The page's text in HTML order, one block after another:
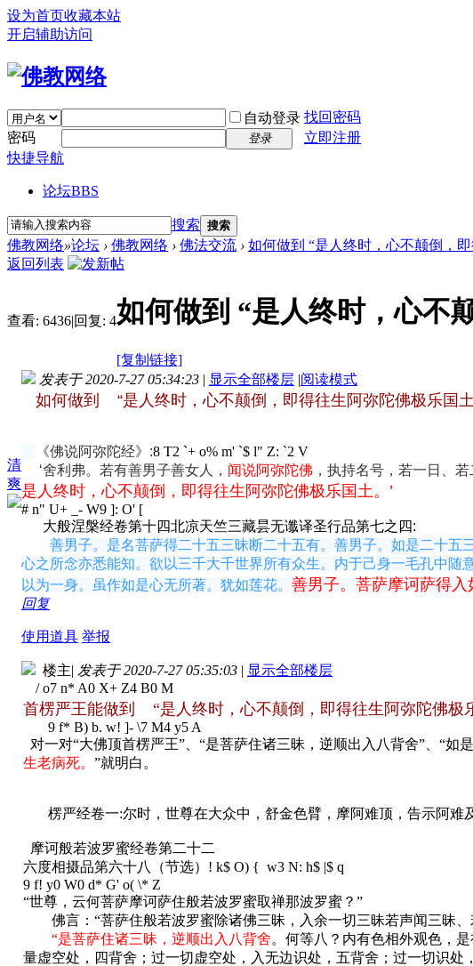
设为首页收藏本站
开启辅助访问
自动登录 找回密码
密码
登录
立即注册
快捷导航
论坛BBS
搜索 搜索
佛教网络»论坛 › 佛教网络 › 佛法交流 › 如何做到 “是人终时，心不颠倒，
返回列表
查看: 6436|回复: 4如何做到 “是人终时，心不
[复制链接]
清
爽
发表于 2020-7-27 05:34:23 | 显示全部楼层 |阅读模式
如何做到 “是人终时，心不颠倒，即得往生阿弥陀佛极乐国
《佛说阿弥陀经》:8 T2 `+ o% m' `$ l" Z: `2 V
‘舍利弗。若有善男子善女人， 闻说阿弥陀佛 ，执持名号，若一日、
是人终时，心不颠倒，即得往生阿弥陀佛极乐国土。’
# n" U+ _- W9 ]: O' [
大般涅槃经卷第十四北凉天竺三藏昙无谶译圣行品第七之四:
善男子。是名菩萨得二十五三昧断二十五有。善男子。如是二十
心之所念亦悉能知。欲以三千大千世界所有众生。内于己身一毛孔中
以为一身。虽作如是心无所著。犹如莲花。 善男子。菩萨摩诃萨得入
回复
使用道具 举报
楼主| 发表于 2020-7-27 05:35:03 | 显示全部楼层
/ o7 n* A0 X+ Z4 B0 M
首楞严王能做到 “是人终时，心不颠倒，即得往生阿弥陀佛极
9 f* B) b. w! ]- \7 M4 y5 A
对一对“大佛顶首楞严王”、“是菩萨住诸三昧，逆顺出入八背舍”、“如
生老病死。 ”就明白。
楞严经卷一:尔时，世尊在大众中，舒金色臂，摩阿难顶，告示阿难
摩诃般若波罗蜜经卷第二十二
六度相摄品第六十八（节选） ! k$ O) { w3 N: h$ |$ q
9 f! y0 W0 d* G' o( \* Z
“世尊，云何菩萨摩诃萨住般若波罗蜜取禅那波罗蜜？”
佛言：“菩萨住般若波罗蜜除诸佛三昧，入余一切三昧若声闻三昧、
“是菩萨住诸三昧，逆顺出入八背舍。何等八？内有色相外观色，
量虚空处，四背舍；过一切虚空处，入无边识处，五背舍；过一切识